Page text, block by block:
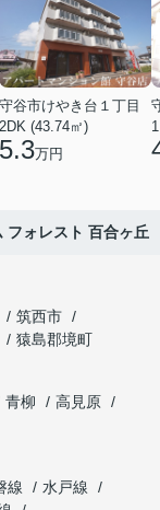
守谷市けやき台１丁目
2DK (43.74㎡)
5.3万円
フォレスト 百合ヶ丘
筑西市
猿島郡境町
青柳
高見原
線
水戸線